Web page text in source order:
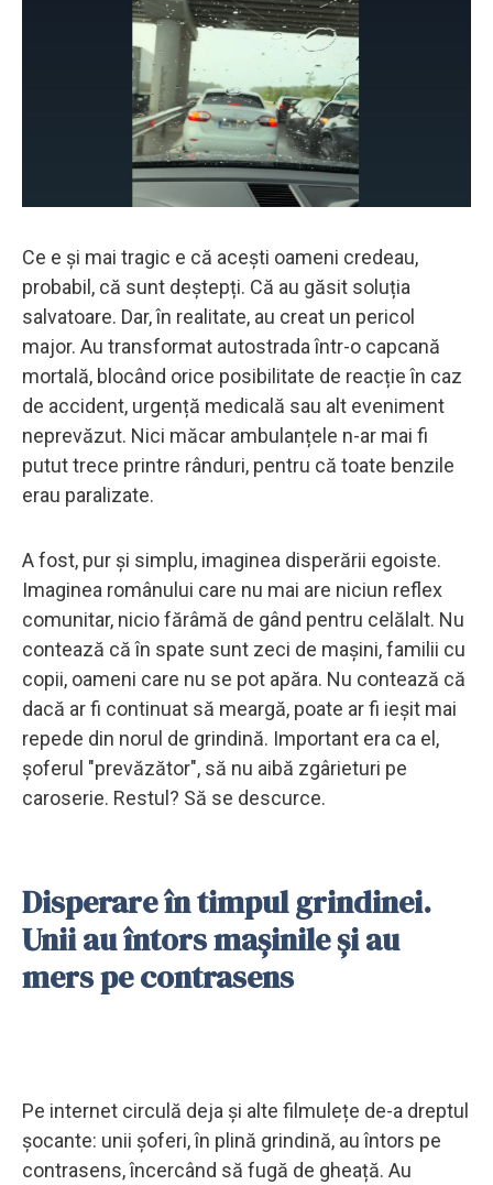
Ce e și mai tragic e că acești oameni credeau,
probabil, că sunt deștepți. Că au găsit soluția
salvatoare. Dar, în realitate, au creat un pericol
major. Au transformat autostrada într-o capcană
mortală, blocând orice posibilitate de reacție în caz
de accident, urgență medicală sau alt eveniment
neprevăzut. Nici măcar ambulanțele n-ar mai fi
putut trece printre rânduri, pentru că toate benzile
erau paralizate.
A fost, pur și simplu, imaginea disperării egoiste.
Imaginea românului care nu mai are niciun reflex
comunitar, nicio fărâmă de gând pentru celălalt. Nu
contează că în spate sunt zeci de mașini, familii cu
copii, oameni care nu se pot apăra. Nu contează că
dacă ar fi continuat să meargă, poate ar fi ieșit mai
repede din norul de grindină. Important era ca el,
șoferul "prevăzător", să nu aibă zgârieturi pe
caroserie. Restul? Să se descurce.
Disperare în timpul grindinei.
Unii au întors mașinile și au
mers pe contrasens
Pe internet circulă deja și alte filmulețe de-a dreptul
șocante: unii șoferi, în plină grindină, au întors pe
contrasens, încercând să fugă de gheață. Au